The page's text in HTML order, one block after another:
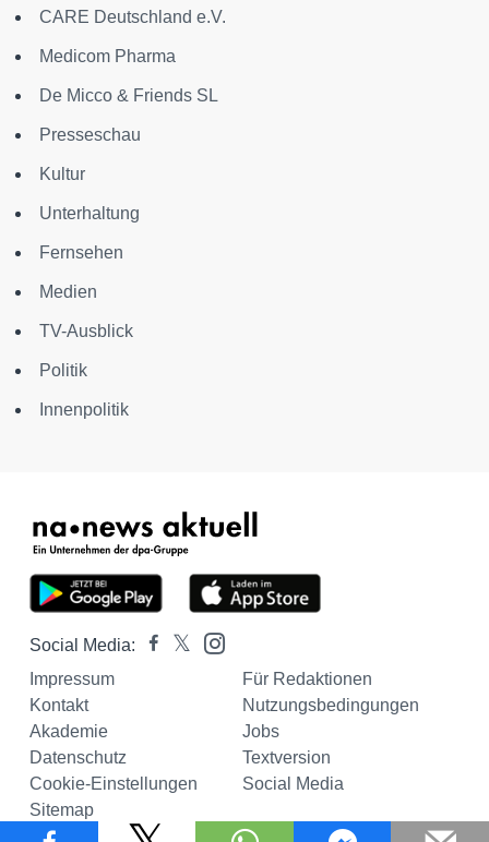
CARE Deutschland e.V.
Medicom Pharma
De Micco & Friends SL
Presseschau
Kultur
Unterhaltung
Fernsehen
Medien
TV-Ausblick
Politik
Innenpolitik
Social Media:
Impressum
Für Redaktionen
Kontakt
Nutzungsbedingungen
Akademie
Jobs
Datenschutz
Textversion
Cookie-Einstellungen
Social Media
Sitemap